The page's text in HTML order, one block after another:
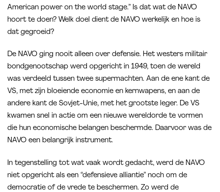
American power on the world stage.” Is dat wat de NAVO
hoort te doen? Welk doel dient de NAVO werkelijk en hoe is
dat gegroeid?
De NAVO ging nooit alleen over defensie. Het westers militair
bondgenootschap werd opgericht in 1949, toen de wereld
was verdeeld tussen twee supermachten. Aan de ene kant de
VS, met zijn bloeiende economie en kernwapens, en aan de
andere kant de Sovjet-Unie, met het grootste leger. De VS
kwamen snel in actie om een nieuwe wereldorde te vormen
die hun economische belangen beschermde. Daarvoor was de
NAVO een belangrijk instrument.
In tegenstelling tot wat vaak wordt gedacht, werd de NAVO
niet opgericht als een “defensieve alliantie” noch om de
democratie of de vrede te beschermen. Zo werd de